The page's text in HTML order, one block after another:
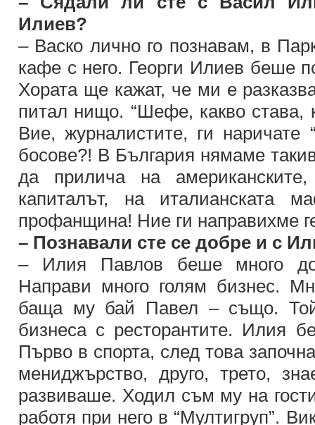
Илиев?
– Васко лично го познавам, в
кафе с него. Георги Илиев беше
Хората ще кажат, че ми е
питал нищо. “Шефе, какво става,
Вие, журналистите, ги наричате
босове?! В България нямаме
да прилича на
капиталът, на италианската
профанщина! Ние ги направихме
– Познавали сте се добре и с
– Илия Павлов беше много
Направи много голям бизнес.
баща му бай Павел – също.
бизнеса с ресторантите. Илия
Първо в спорта, след това
мениджърство, друго, трето,
развиваше. Ходил съм му на
работя при него в “Мултигруп”.